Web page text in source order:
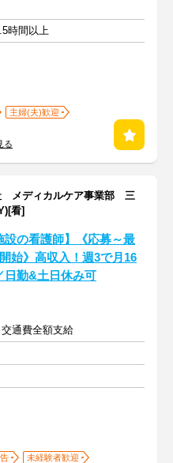
時間以上
主婦(夫)歓迎
る
メディカルケア事業部 三
看]
設の看護師】《応募～最
始》高収入！週3で月16
日勤&土日休み可
通費全額支給
未経験者歓迎